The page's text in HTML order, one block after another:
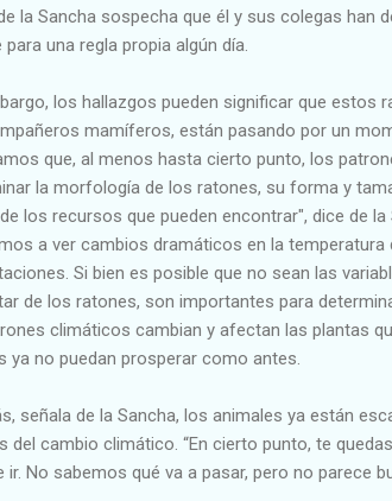
la Sancha sospecha que él y sus colegas han
para una regla propia algún día.
los hallazgos pueden significar que estos
mamíferos, están pasando por un
que, al menos hasta cierto punto, los
la morfología de los ratones, su forma y
los recursos que pueden encontrar", dice de
a ver cambios dramáticos en la
Si bien es posible que no sean las
de los ratones, son importantes para
climáticos cambian y afectan las plantas
ya no puedan prosperar como antes.
señala de la Sancha, los animales ya están
del cambio climático. “En cierto punto, te
ir. No sabemos qué va a pasar, pero no parece